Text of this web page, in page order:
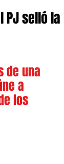
PJ selló la
de una
a
los